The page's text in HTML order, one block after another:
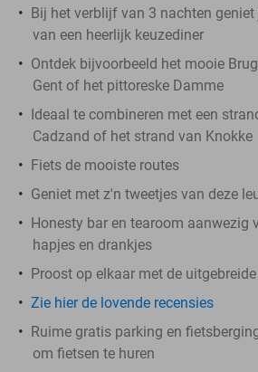
Bij het verblijf van 3 nachten
van een heerlijk keuzediner
Ontdek bijvoorbeeld het mooie
Gent of het pittoreske Damme
Ideaal te combineren met een
Cadzand of het strand van Knokke
Fiets de mooiste routes
Geniet met z'n tweetjes van deze
Honesty bar en tearoom aanwezig
hapjes en drankjes
Proost op elkaar met de
Zie hier de lovende recensies
Ruime gratis parking en
om fietsen te huren